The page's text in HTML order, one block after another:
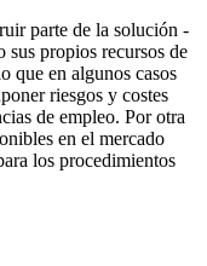
parte de la solución -
sus propios recursos de
que en algunos casos
riesgos y costes
de empleo. Por otra
en el mercado
los procedimientos